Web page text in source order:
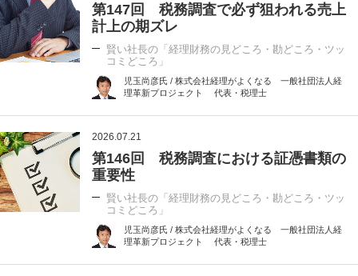
第147回 税務調査で必ず狙われる売上
計上の期ズレ
賢い社長の「経理財務の見どころ・勘どころ・ツッ
コミどころ」
児玉尚彦氏 / 株式会社経理がよくなる 一般社団法人経
理革新プロジェクト 代表・税理士
2026.07.21
第146回 税務調査における証憑書類の
重要性
賢い社長の「経理財務の見どころ・勘どころ・ツッ
コミどころ」
児玉尚彦氏 / 株式会社経理がよくなる 一般社団法人経
理革新プロジェクト 代表・税理士